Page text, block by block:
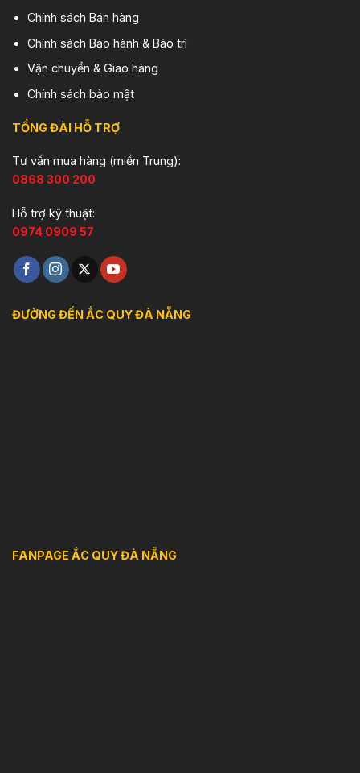
Chính sách Bán hàng
Chính sách Bảo hành & Bảo trì
Vận chuyển & Giao hàng
Chính sách bảo mật
TỔNG ĐÀI HỖ TRỢ
Tư vấn mua hàng (miền Trung):
0868 300 200
Hỗ trợ kỹ thuật:
0974 0909 57
ĐƯỜNG ĐẾN ẮC QUY ĐÀ NẴNG
FANPAGE ẮC QUY ĐÀ NẴNG